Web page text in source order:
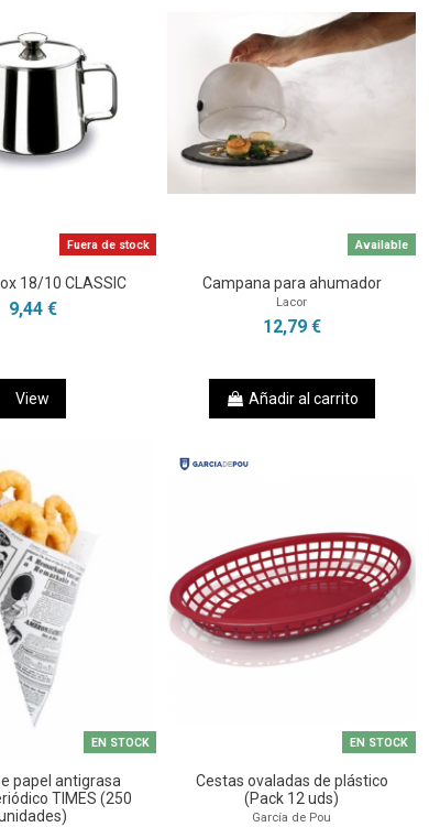
Fuera de stock
18/10 CLASSIC
9,44 €
View
Available
Campana para ahumador
Lacor
12,79 €
Añadir al carrito
EN STOCK
papel antigrasa
TIMES (250
EN STOCK
Cestas ovaladas de plástico
(Pack 12 uds)
García de Pou